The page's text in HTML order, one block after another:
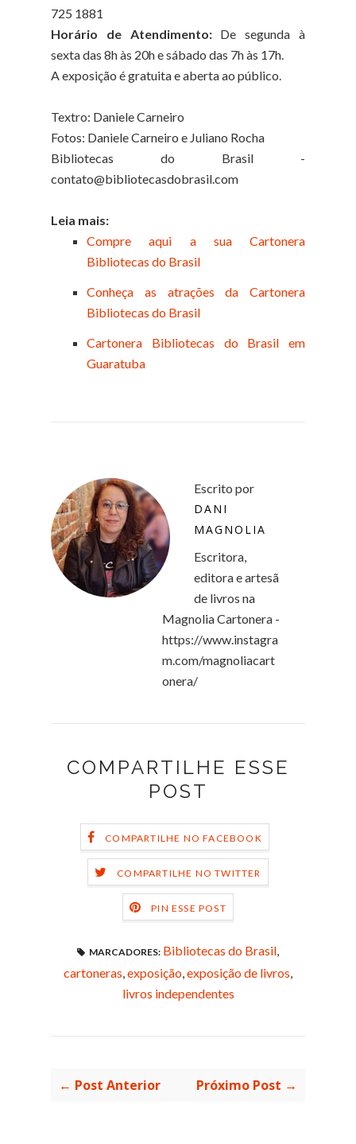
725 1881
Horário de Atendimento:De segunda à
sexta das 8h às 20h e sábado das 7h às 17h.
A exposição é gratuita e aberta ao público.
Textro: Daniele Carneiro
Fotos: Daniele Carneiro e Juliano Rocha
Bibliotecas do Brasil -
contato@bibliotecasdobrasil.com
Leia mais:
Compre aqui a sua Cartonera
Bibliotecas do Brasil
Conheça as atrações da Cartonera
Bibliotecas do Brasil
Cartonera Bibliotecas do Brasil em
Guaratuba
Escrito por
DANI
MAGNOLIA
Escritora,
editora e artesã
de livros na
Magnolia Cartonera -
https://www.instagra
m.com/magnoliacart
onera/
COMPARTILHE ESSE
POST
COMPARTILHE NO FACEBOOK
COMPARTILHE NO TWITTER
PIN ESSE POST
MARCADORES: Bibliotecas do Brasil,
cartoneras,exposição,exposição de livros,
livros independentes
← Post Anterior Próximo Post →